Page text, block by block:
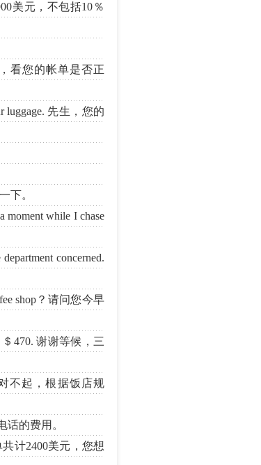
美元，不包括10％
，看您的帐单是否正
luggage. 先生，您的
下。
moment while I chase
concerned.
shop？请问您今早
＄470. 谢谢等候，三
对不起，根据饭店规
话的费用。
共计2400美元，您想